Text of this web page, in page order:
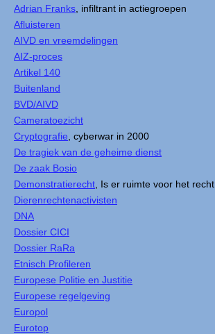
Adrian Franks , infiltrant in actiegroepen
Afluisteren
AIVD en vreemdelingen
AIZ-proces
Artikel 140
Buitenland
BVD/AIVD
Cameratoezicht
Cryptografie , cyberwar in 2000
De tragiek van de geheime dienst
De zaak Bosio
Demonstratierecht , Is er ruimte voor het recht
Dierenrechtenactivisten
DNA
Dossier CICI
Dossier RaRa
Etnisch Profileren
Europese Politie en Justitie
Europese regelgeving
Europol
Eurotop